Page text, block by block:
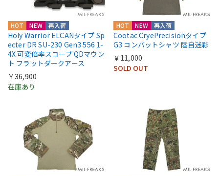
HOT NEW 再入荷
Holy Warrior ELCANタイプ Sp
ecter DR SU-230 Gen3 556 1-
4X 可変倍率スコープ QDマウン
ト フラットダークアース
￥36,900
在庫あり
HOT NEW 再入荷
Cootac CryePrecisionタイプ
G3 コンバットシャツ 陸自迷彩
￥11,000
SOLD OUT